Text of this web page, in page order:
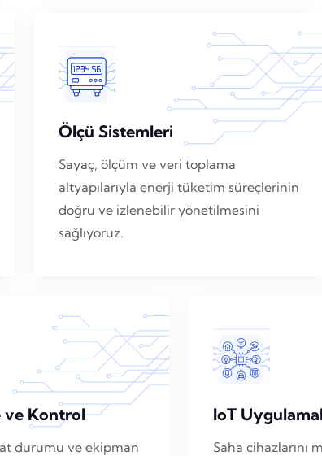
Ölçü Sistemleri
Sayaç, ölçüm ve veri toplama
altyapılarıyla enerji tüketim süreçlerinin
doğru ve izlenebilir yönetilmesini
sağlıyoruz.
ve Kontrol
durumu ve ekipman
IoT
Saha cihazlarını